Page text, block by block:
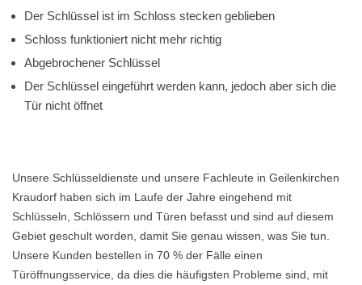
Der Schlüssel ist im Schloss stecken geblieben
Schloss funktioniert nicht mehr richtig
Abgebrochener Schlüssel
Der Schlüssel eingeführt werden kann, jedoch aber sich die
Tür nicht öffnet
Unsere Schlüsseldienste und unsere Fachleute in Geilenkirchen
Kraudorf haben sich im Laufe der Jahre eingehend mit
Schlüsseln, Schlössern und Türen befasst und sind auf diesem
Gebiet geschult worden, damit Sie genau wissen, was Sie tun.
Unsere Kunden bestellen in 70 % der Fälle einen
Türöffnungsservice, da dies die häufigsten Probleme sind, mit